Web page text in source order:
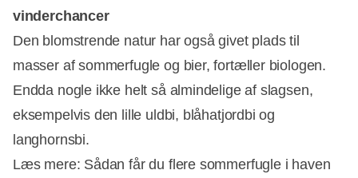
vinderchancer
Den blomstrende natur har også givet plads til
masser af sommerfugle og bier, fortæller biologen.
Endda nogle ikke helt så almindelige af slagsen,
eksempelvis den lille uldbi, blåhatjordbi og
langhornsbi.
Læs mere: Sådan får du flere sommerfugle i haven